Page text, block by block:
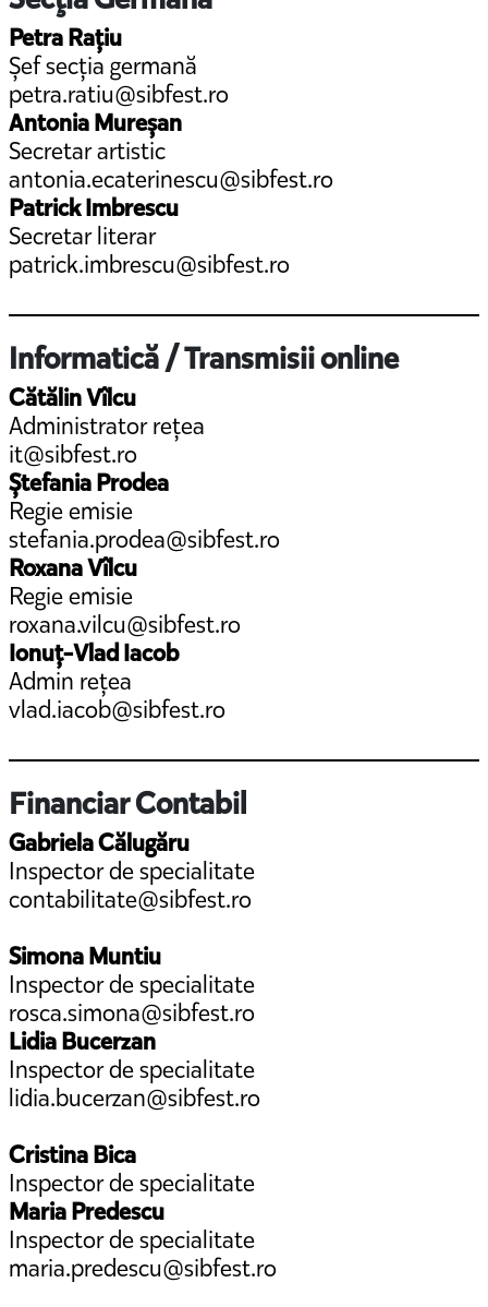
Petra Rațiu
Șef secția germană
petra.ratiu@sibfest.ro
Antonia Mureșan
Secretar artistic
antonia.ecaterinescu@sibfest.ro
Patrick Imbrescu
Secretar literar
patrick.imbrescu@sibfest.ro
Informatică / Transmisii online
Cătălin Vîlcu
Administrator rețea
it@sibfest.ro
Ștefania Prodea
Regie emisie
stefania.prodea@sibfest.ro
Roxana Vîlcu
Regie emisie
roxana.vilcu@sibfest.ro
Ionuț-Vlad Iacob
Admin rețea
vlad.iacob@sibfest.ro
Financiar Contabil
Gabriela Călugăru
Inspector de specialitate
contabilitate@sibfest.ro
Simona Muntiu
Inspector de specialitate
rosca.simona@sibfest.ro
Lidia Bucerzan
Inspector de specialitate
lidia.bucerzan@sibfest.ro
Cristina Bica
Inspector de specialitate
Maria Predescu
Inspector de specialitate
maria.predescu@sibfest.ro